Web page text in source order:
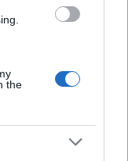
the